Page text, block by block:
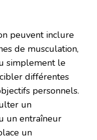
peuvent inclure
de musculation,
simplement le
différentes
personnels.
un
un entraîneur
un